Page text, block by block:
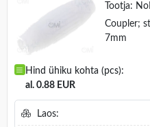
Tootja:
Coupler;
7mm
Hind ühiku kohta (pcs):
al. 0.88 EUR
Laos: